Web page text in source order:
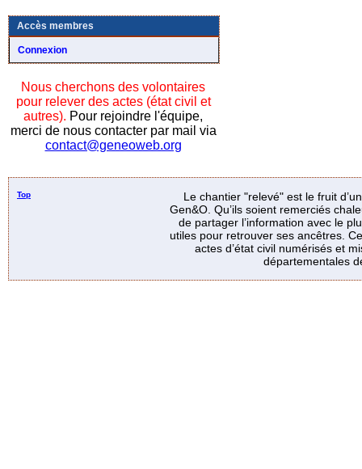
Accès membres
Connexion
Nous cherchons des volontaires
pour relever des actes (état civil et
autres). Pour rejoindre l'équipe,
merci de nous contacter par mail via
contact@geneoweb.org
Top
Le chantier "relevé" est le fruit
Gen&O. Qu’ils soient remerciés
de partager l’information avec le
utiles pour retrouver ses ancêtres.
actes d’état civil numérisés et
départementales